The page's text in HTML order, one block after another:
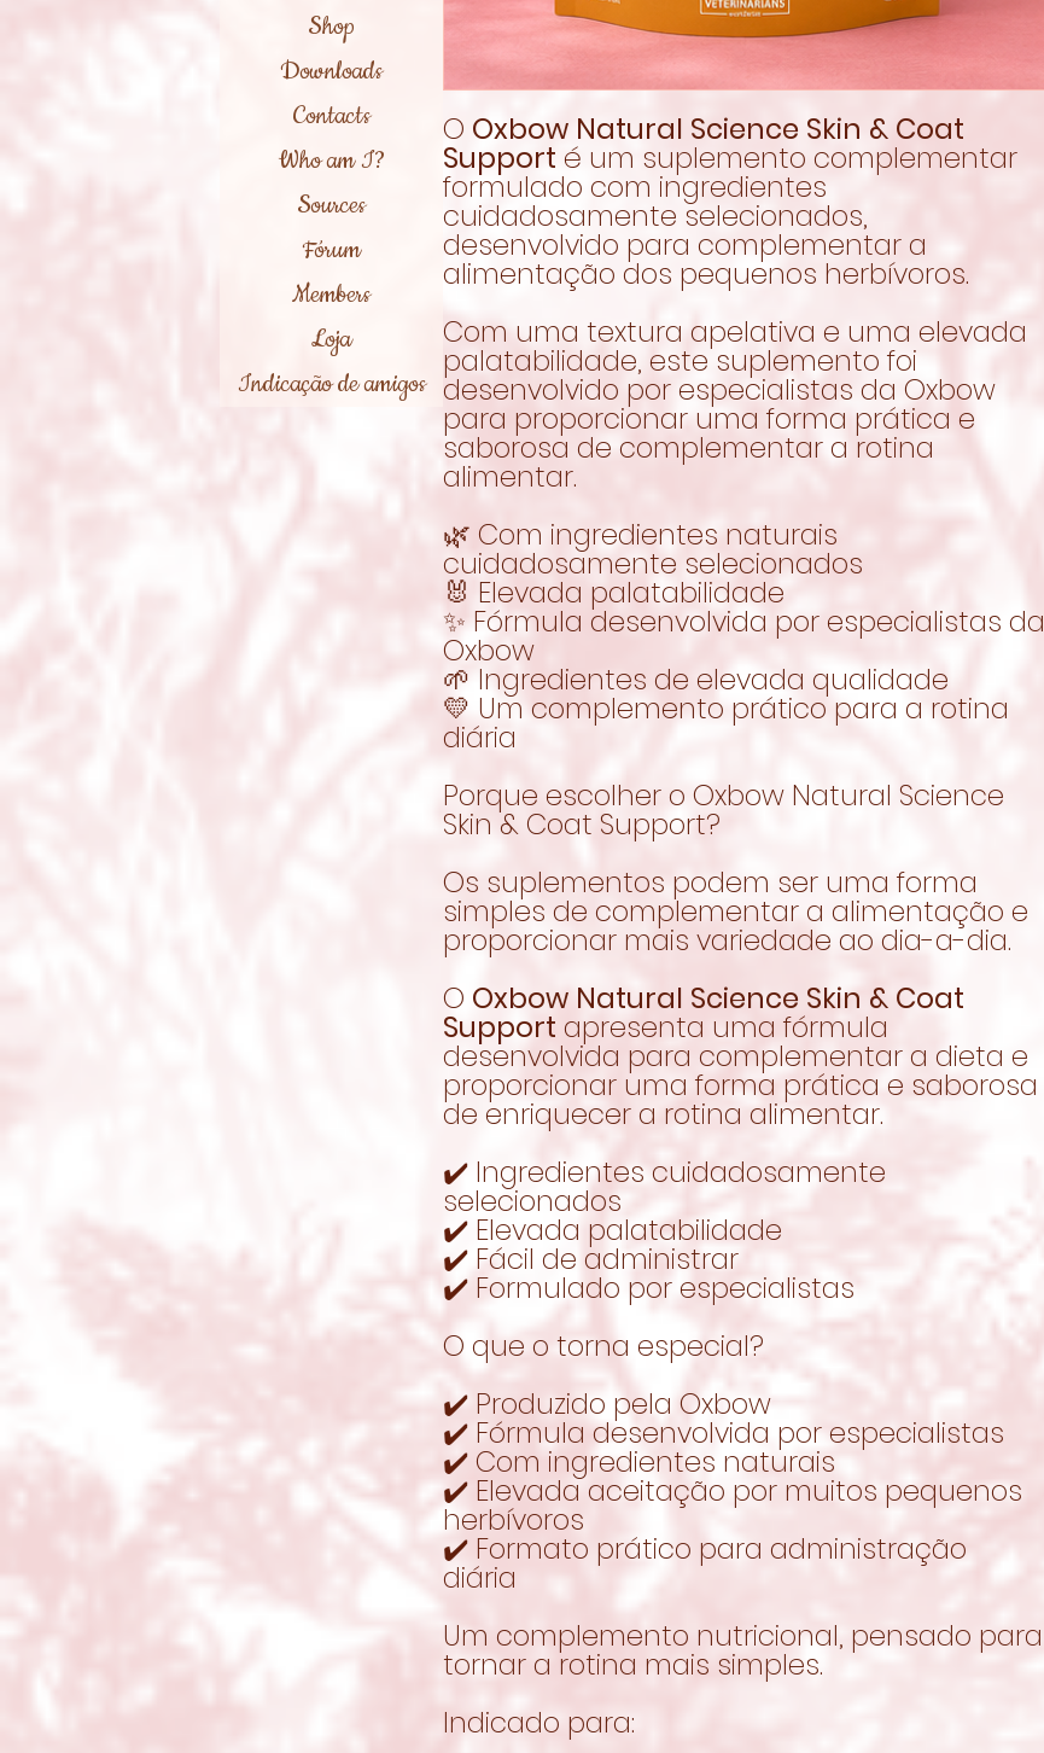
O Oxbow Natural Science Skin & Coat
Support é um suplemento complementar
formulado com ingredientes
cuidadosamente selecionados,
desenvolvido para complementar a
alimentação dos pequenos herbívoros.
Com uma textura apelativa e uma elevada
palatabilidade, este suplemento foi
desenvolvido por especialistas da Oxbow
para proporcionar uma forma prática e
saborosa de complementar a rotina
alimentar.
🌿 Com ingredientes naturais
cuidadosamente selecionados
🐰 Elevada palatabilidade
✨ Fórmula desenvolvida por especialistas da
Oxbow
🌱 Ingredientes de elevada qualidade
💛 Um complemento prático para a rotina
diária
Porque escolher o Oxbow Natural Science
Skin & Coat Support?
Os suplementos podem ser uma forma
simples de complementar a alimentação e
proporcionar mais variedade ao dia-a-dia.
O Oxbow Natural Science Skin & Coat
Support apresenta uma fórmula
desenvolvida para complementar a dieta e
proporcionar uma forma prática e saborosa
de enriquecer a rotina alimentar.
✔️ Ingredientes cuidadosamente
selecionados
✔️ Elevada palatabilidade
✔️ Fácil de administrar
✔️ Formulado por especialistas
O que o torna especial?
✔️ Produzido pela Oxbow
✔️ Fórmula desenvolvida por especialistas
✔️ Com ingredientes naturais
✔️ Elevada aceitação por muitos pequenos
herbívoros
✔️ Formato prático para administração
diária
Um complemento nutricional, pensado para
tornar a rotina mais simples.
Indicado para:
Shop
Downloads
Contacts
Who am I?
Sources
Fórum
Members
Loja
Indicação de amigos